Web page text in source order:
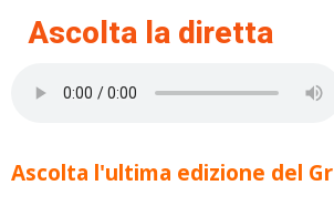
Ascolta la diretta
Ascolta l'ultima edizione del Gr